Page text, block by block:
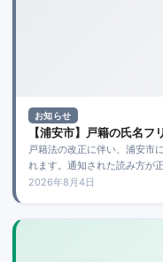
お知らせ
【浦安市】戸籍の氏名フ
戸籍法の改正に伴い、浦安市
れます。通知された読み方が
原則として追加手続きは必要
2026年8月4日